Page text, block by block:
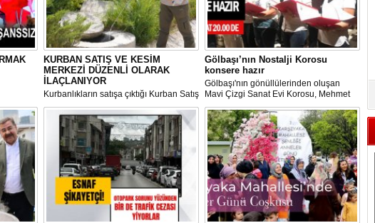
KURBAN SATIŞ VE KESİM
MERKEZİ DÜZENLİ OLARAK
İLAÇLANIYOR
Kurbanlıkların satışa çıktığı Kurban Satış
ve Kesim Merkezi, haşere ve
mikropların önüne geçilmesi amacıyla
her gün Gölbaşı Belediyesi ekipleri
tarafından düzenli olarak ilaçlanıyor.
Gölbaşı’nın Nostalji Korosu
konsere hazır
Gölbaşı'nın gönüllülerinden oluşan
Mavi Çizgi Sanat Evi Korosu, Mehmet
Akif Ersoy Kültür Merkezi’nde vereceği
konsere hızır.